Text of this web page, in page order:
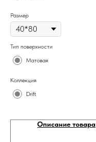
Размер
Тип поверхности
Матовая
Коллекция
Drift
Описание товара